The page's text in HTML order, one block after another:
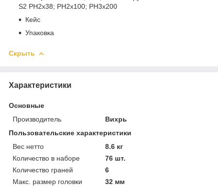
S2 PH2x38; PH2x100; PH3x200
Кейс
Упаковка
Скрыть
Характеристики
Основные
Производитель
Вихрь
Пользовательские характеристики
Вес нетто
8.6 кг
Количество в наборе
76 шт.
Количество граней
6
Макс. размер головки
32 мм